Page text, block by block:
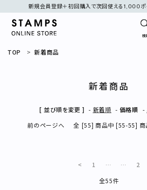
新規会員登録＋初回購入で次回使える1,000ポイ
検
TOP 新着商品
新着商品
[ 並び順を変更 ] - 新着順 - 価格順 -
前のページへ
全 [55] 商品中 [55-55] 商
< 1 … …
2
全55件